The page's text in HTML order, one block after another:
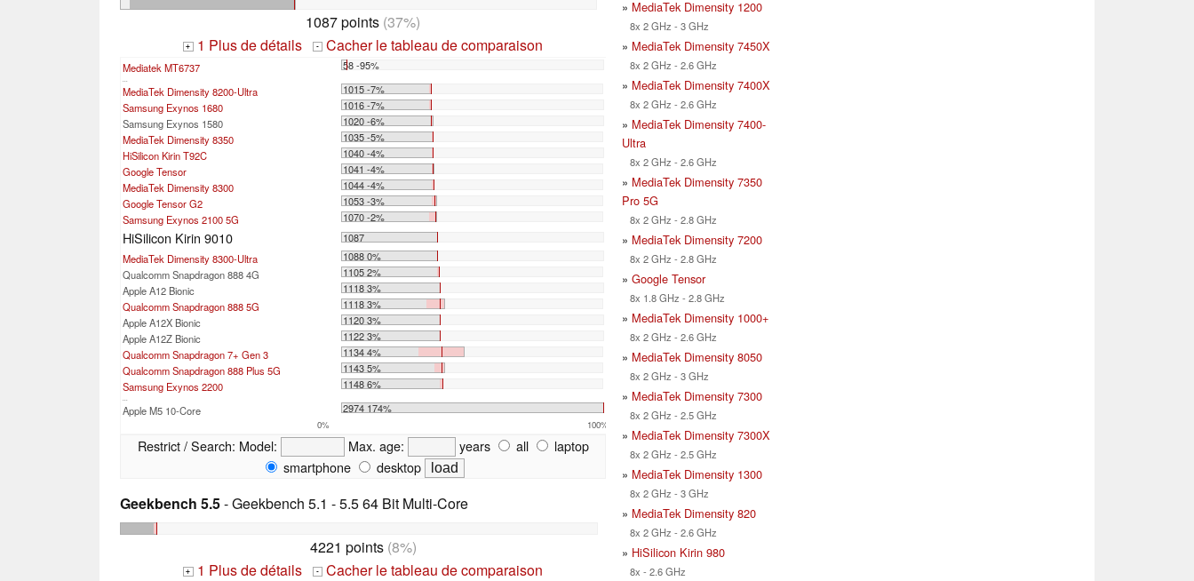
1087 points (37%)
+ 1 Plus de détails - Cacher le tableau de comparaison
Mediatek MT6737 58 -95%
...
MediaTek Dimensity 8200-Ultra
1015 -7%
Samsung Exynos 1680
1016 -7%
Samsung Exynos 1580
1020 -6%
MediaTek Dimensity 8350
1035 -5%
HiSilicon Kirin T92C
1040 -4%
Google Tensor
1041 -4%
MediaTek Dimensity 8300
1044 -4%
Google Tensor G2
1053 -3%
Samsung Exynos 2100 5G
1070 -2%
HiSilicon Kirin 9010
1087
MediaTek Dimensity 8300-Ultra
1088 0%
Qualcomm Snapdragon 888 4G
1105 2%
Apple A12 Bionic
1118 3%
Qualcomm Snapdragon 888 5G
1118 3%
Apple A12X Bionic
1120 3%
Apple A12Z Bionic
1122 3%
Qualcomm Snapdragon 7+ Gen 3
1134 4%
Qualcomm Snapdragon 888 Plus 5G
1143 5%
Samsung Exynos 2200
1148 6%
...
Apple M5 10-Core 2974 174%
0% 100%
Restrict / Search: Model: Max. age: years all
laptop
smartphone
desktop
Geekbench 5.5- Geekbench 5.1 - 5.5 64 Bit Multi-Core
4221 points(8%)
+ 1 Plus de détails - Cacher le tableau de comparaison
» MediaTek Dimensity 1200
8x 2 GHz - 3 GHz
» MediaTek Dimensity 7450X
8x 2 GHz - 2.6 GHz
» MediaTek Dimensity 7400X
8x 2 GHz - 2.6 GHz
» MediaTek Dimensity 7400-
Ultra
8x 2 GHz - 2.6 GHz
» MediaTek Dimensity 7350
Pro 5G
8x 2 GHz - 2.8 GHz
» MediaTek Dimensity 7200
8x 2 GHz - 2.8 GHz
» Google Tensor
8x 1.8 GHz - 2.8 GHz
» MediaTek Dimensity 1000+
8x 2 GHz - 2.6 GHz
» MediaTek Dimensity 8050
8x 2 GHz - 3 GHz
» MediaTek Dimensity 7300
8x 2 GHz - 2.5 GHz
» MediaTek Dimensity 7300X
8x 2 GHz - 2.5 GHz
» MediaTek Dimensity 1300
8x 2 GHz - 3 GHz
» MediaTek Dimensity 820
8x 2 GHz - 2.6 GHz
» HiSilicon Kirin 980
8x - 2.6 GHz